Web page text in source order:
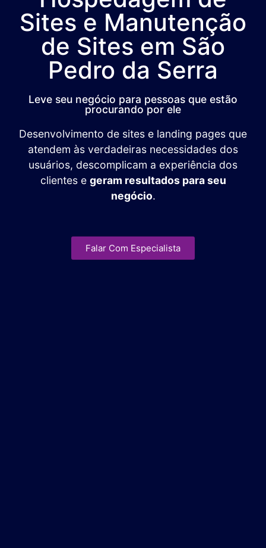
Sites e Manutenção
de Sites em São
Pedro da Serra
Leve seu negócio para pessoas que estão
procurando por ele
Desenvolvimento de sites e landing pages que
atendem às verdadeiras necessidades dos
usuários, descomplicam a experiência dos
clientes e geram resultados para seu
negócio.
Falar Com Especialista